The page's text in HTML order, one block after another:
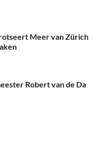
Meer van Zürich
Robert van de Da